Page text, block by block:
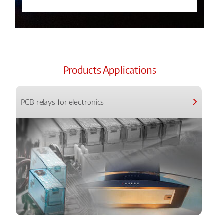
Products Applications
PCB relays for electronics